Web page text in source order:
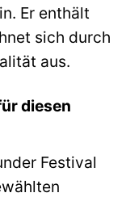
Er enthält
sich durch
aus.
diesen
Festival